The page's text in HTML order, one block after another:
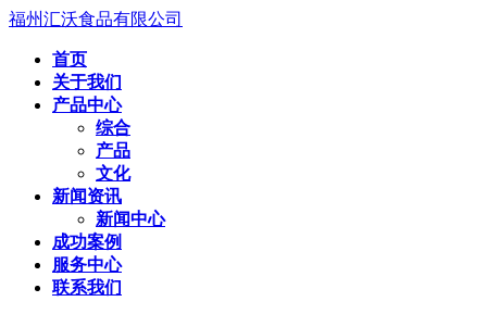
福州汇沃食品有限公司
首页
关于我们
产品中心
综合
产品
文化
新闻资讯
新闻中心
成功案例
服务中心
联系我们